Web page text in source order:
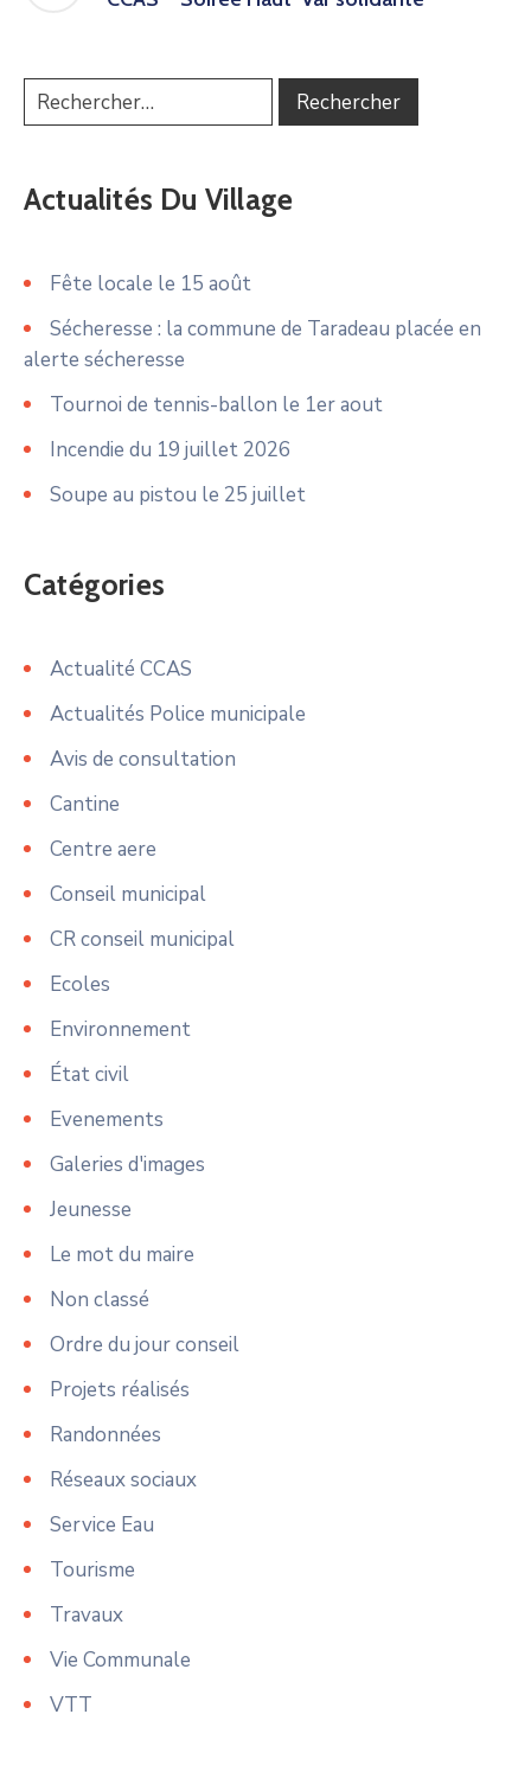
Actualités Du Village
Fête locale le 15 août
Sécheresse : la commune de Taradeau placée en
alerte sécheresse
Tournoi de tennis-ballon le 1er aout
Incendie du 19 juillet 2026
Soupe au pistou le 25 juillet
Catégories
Actualité CCAS
Actualités Police municipale
Avis de consultation
Cantine
Centre aere
Conseil municipal
CR conseil municipal
Ecoles
Environnement
État civil
Evenements
Galeries d'images
Jeunesse
Le mot du maire
Non classé
Ordre du jour conseil
Projets réalisés
Randonnées
Réseaux sociaux
Service Eau
Tourisme
Travaux
Vie Communale
VTT